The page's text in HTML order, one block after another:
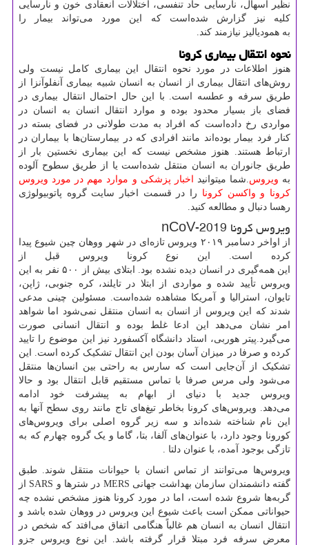
نظیر اسهال، نارسایی حاد تنفسی، اختلالات انعقادی خون و نارسایی
کلیه نیز گزارش شده‌است که این مورد می‌تواند بیمار را
به همودیالیز نیازمند کند.
نحوه انتقال بیماری کرونا
هنوز اطلاعات در مورد نحوه انتقال این بیماری کامل نیست ولی
روش‌های انتقال بیماری از انسان به انسان شبیه بیماری آنفلوآنزا از
طریق سرفه و عطسه است. با این حال احتمال انتقال بیماری در
فضای باز بسیار محدود بوده و موارد انتقال انسان به انسان در
مواردی رخ داده‌است که افراد به مدت طولانی در فضای بسته در
کنار فرد بیمار بوده‌اند مانند افرادی که در بیمارستان‌ها با بیماران در
ارتباط هستند. هنوز مشخص نیست که این بیماری نخستین بار از
طریق جانوران به انسان منتقل شده‌است یا از طریق سطوح آلوده
به ویروس .شما میتوانید
اخبار پزشکی و موارد مهم در مورد ویروس
کرونا و واکسن کرونا را در قسمت اخبار سایت گروه پاتوبیولوژی
رهسا دنبال و مطالعه کنید.
ویروس کرونا 2019 nCoV-
از اواخر دسامبر ۲۰۱۹ ویروس تازه‌ای در شهر ووهان چین شیوع پیدا
کرده ‌است. این نوع کرونا ویروس قبل از
این همه‌گیری در انسان دیده نشده بود. ابتلای بیش از ۵۰۰ نفر به این
ویروس تأیید شده و مواردی از ابتلا در تایلند، کره جنوبی، ژاپن،
تایوان، استرالیا و آمریکا مشاهده شده‌است. مسئولین چینی مدعی
شدند که این ویروس از انسان به انسان منتقل نمی‌شود اما شواهد
امر نشان می‌دهد این ادعا غلط بوده و انتقال انسانی صورت
می‌گیرد.پیتر هوربی، استاد دانشگاه آکسفورد نیز این موضوع را تایید
کرده و صرفا در میزان آسان بودن این انتقال تشکیک کرده است. این
تشکیک از آن‌جایی است که سارس به راحتی بین انسان‌ها منتقل
می‌شود ولی مرس صرفا با تماس مستقیم قابل انتقال بود و حالا
ویروس جدید با دنیای از ابهام به پیشرفت خود ادامه
می‌دهد. ویروس‌های کرونا بخاطر تیغ‌های تاج مانند روی سطح آنها به
این نام شناخته شده‌اند و سه زیر گروه اصلی برای ویروس‌های
کورونا وجود دارد، با عنوان‌های آلفا، بتا، گاما و یک گروه چهارم که به
تازگی بوجود آمده، با عنوان دلتا .
ویروس‌ها می‌توانند از تماس انسان با حیوانات منتقل شوند. طبق
گفته دانشمندان سازمان بهداشت جهانی MERS در شتر‌ها و SARS
از
گربه‌ها شروع شده است، اما در مورد کرونا هنوز مشخص نشده چه
حیواناتی ممکن است باعث شیوع این ویروس در ووهان شده باشد و
انتقال انسان به انسان هم غالباً هنگامی اتفاق می‌افتد که شخص در
معرض سرفه فرد مبتلا قرار گرفته باشد. این نوع ویروس جزو